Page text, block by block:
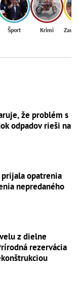
Šport Krimi
že problém s
odpadov rieši na
prijala opatrenia
nepredaného
z dielne
rezervácia